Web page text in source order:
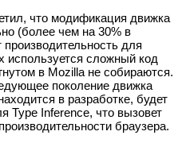
что модификация движка
(более чем на 30% в
производительность для
используется сложный код
в Mozilla не собираются.
поколение движка
в разработке, будет
Type Inference, что вызовет
браузера.